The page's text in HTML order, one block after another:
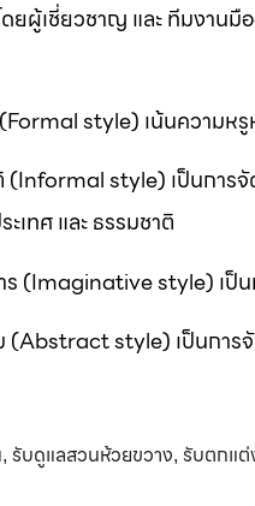
ยผู้เชี่ยวชาญ และ ทีมงา
style) เน้นความหรู
style) เป็นการ
เทศ และ ธรรมชาติ
(Imaginative style) เป็
style) เป็นการจั
, รับดูแลสวนห้วยขวาง, รับตกแ